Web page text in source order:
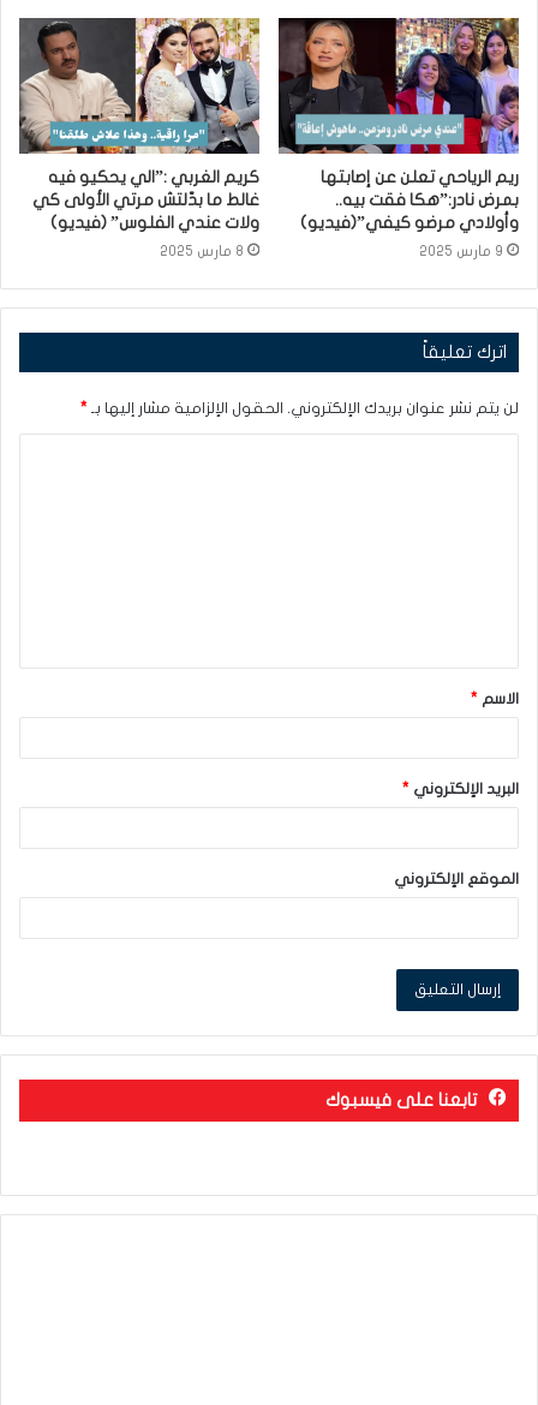
ريم الرياحي تعلن عن إصابتها
بمرض نادر:”هكا فقت بيه..
وأولادي مرضو كيفي”(فيديو)
9 مارس 2025
كريم الغربي :”الي يحكيو فيه
غالط ما بدّلتش مرتي الأولى كي
ولات عندي الفلوس” (فيديو)
8 مارس 2025
اترك تعليقاً
لن يتم نشر عنوان بريدك الإلكتروني. الحقول الإلزامية مشار إليها بـ *
ق
*
الاسم *
البريد الإلكتروني *
الموقع الإلكتروني
تابعنا على فيسبوك